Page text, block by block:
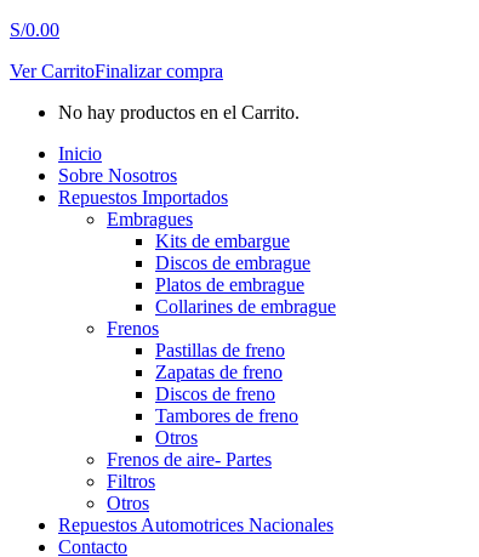
S/0.00
Ver CarritoFinalizar compra
No hay productos en el Carrito.
Inicio
Sobre Nosotros
Repuestos Importados
Embragues
Kits de embargue
Discos de embrague
Platos de embrague
Collarines de embrague
Frenos
Pastillas de freno
Zapatas de freno
Discos de freno
Tambores de freno
Otros
Frenos de aire- Partes
Filtros
Otros
Repuestos Automotrices Nacionales
Contacto